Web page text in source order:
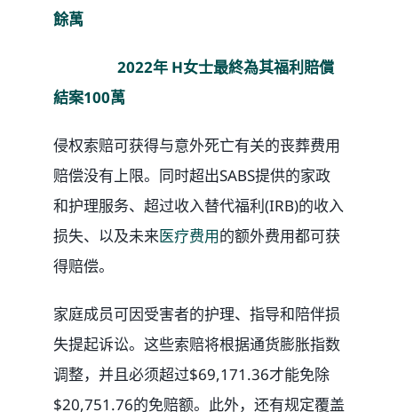
餘萬
2022年 H女士最終為其福利賠償
結案100萬
侵权索赔可获得与意外死亡有关的丧葬费用
赔偿没有上限。同时超出SABS提供的家政
和护理服务、超过收入替代福利(IRB)的收入
损失、以及未来医疗费用的额外费用都可获
得赔偿。
家庭成员可因受害者的护理、指导和陪伴损
失提起诉讼。这些索赔将根据通货膨胀指数
调整，并且必须超过$69,171.36才能免除
$20,751.76的免赔额。此外，还有规定覆盖